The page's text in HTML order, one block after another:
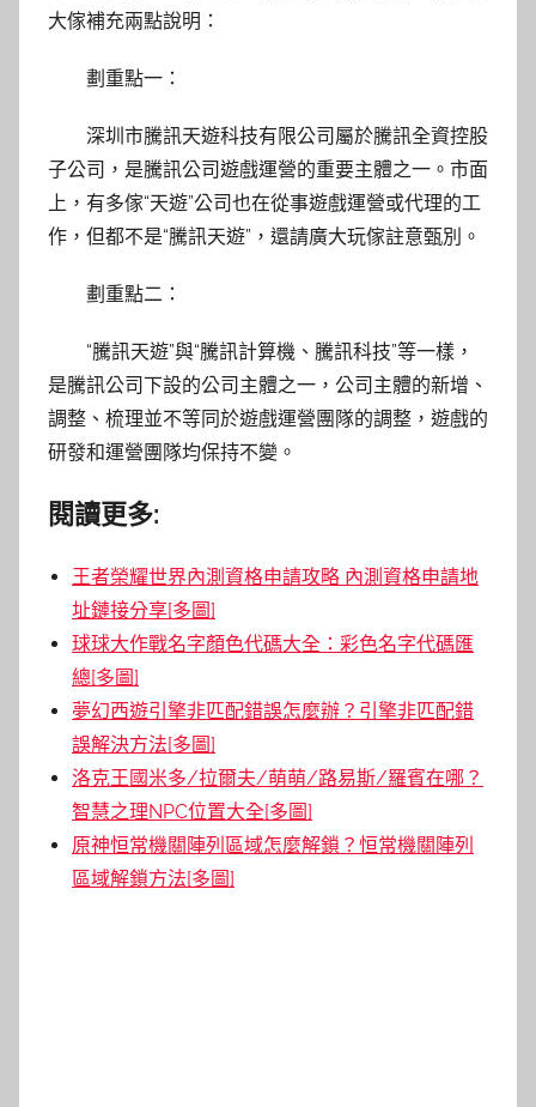
大傢補充兩點說明：
劃重點一：
深圳市騰訊天遊科技有限公司屬於騰訊全資控股
子公司，是騰訊公司遊戲運營的重要主體之一。市面
上，有多傢“天遊”公司也在從事遊戲運營或代理的工
作，但都不是“騰訊天遊”，還請廣大玩傢註意甄別。
劃重點二：
“騰訊天遊”與“騰訊計算機、騰訊科技”等一樣，
是騰訊公司下設的公司主體之一，公司主體的新增、
調整、梳理並不等同於遊戲運營團隊的調整，遊戲的
研發和運營團隊均保持不變。
閱讀更多:
王者榮耀世界內測資格申請攻略 內測資格申請地
址鏈接分享[多圖]
球球大作戰名字顏色代碼大全：彩色名字代碼匯
總[多圖]
夢幻西遊引擎非匹配錯誤怎麼辦？引擎非匹配錯
誤解決方法[多圖]
洛克王國米多/拉爾夫/萌萌/路易斯/羅賓在哪？
智慧之理NPC位置大全[多圖]
原神恒常機關陣列區域怎麼解鎖？恒常機關陣列
區域解鎖方法[多圖]